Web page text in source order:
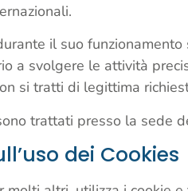
il suo
a svolgere le attività
si tratti di legittima
trattati presso la sede
dei Cookies